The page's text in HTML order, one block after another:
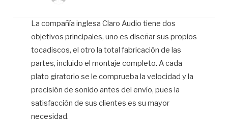
La compañía inglesa Claro Audio tiene dos
objetivos principales, uno es diseñar sus propios
tocadiscos, el otro la total fabricación de las
partes, incluido el montaje completo. A cada
plato giratorio se le comprueba la velocidad y la
precisión de sonido antes del envío, pues la
satisfacción de sus clientes es su mayor
necesidad.